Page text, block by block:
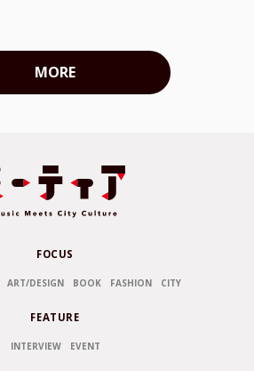
MORE
FOCUS
ART/DESIGN BOOK FASHION CITY
FEATURE
INTERVIEW EVENT